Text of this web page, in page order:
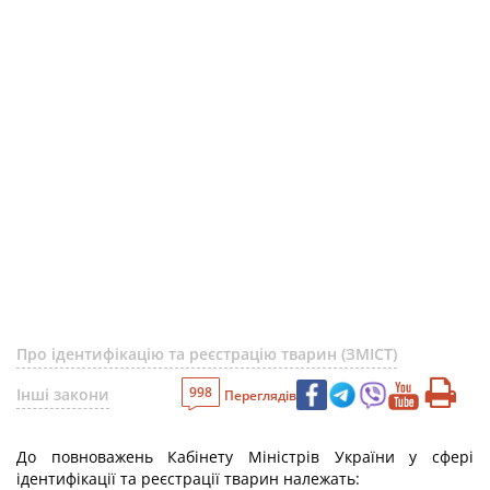
Про ідентифікацію та реєстрацію тварин (ЗМІСТ)
Інші закони
998 Переглядів
До повноважень Кабінету Міністрів України у сфері
ідентифікації та реєстрації тварин належать: